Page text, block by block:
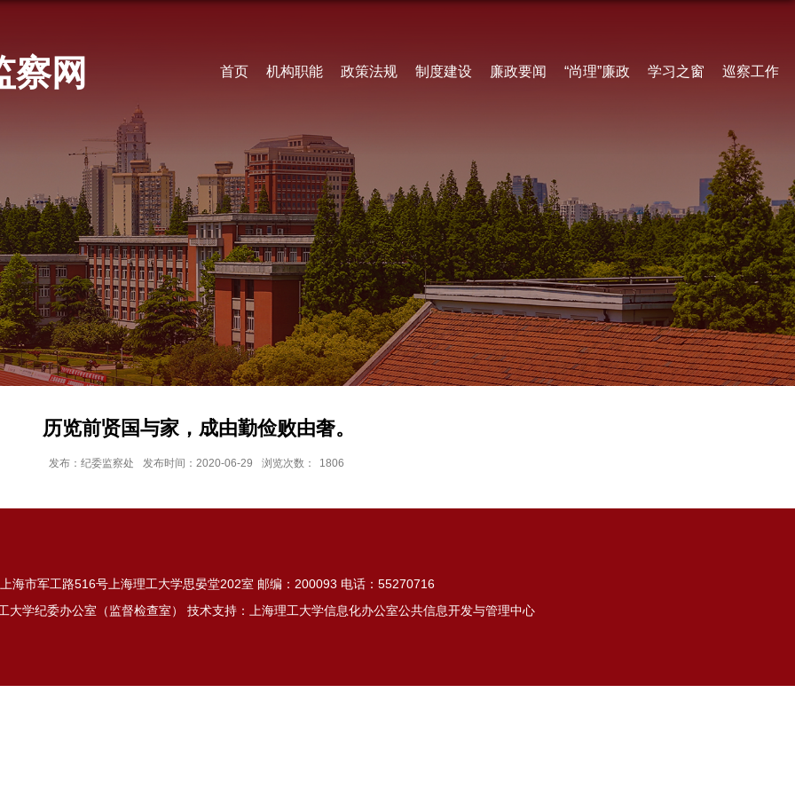
察网 首页 机构职能 政策法规 制度建设 廉政要闻 “尚理”廉政 学习之窗 巡察工作
历览前贤国与家，成由勤俭败由奢。
发布：纪委监察处 发布时间：2020-06-29 浏览次数： 1806
海市军工路516号上海理工大学思晏堂202室 邮编：200093 电话：55270716
大学纪委办公室（监督检查室） 技术支持：上海理工大学信息化办公室公共信息开发与管理中心